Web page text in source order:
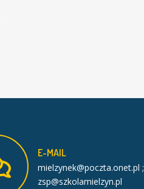
E-MAIL
mielzynek@poczta.onet.pl ;
zsp@szkolamielzyn.pl